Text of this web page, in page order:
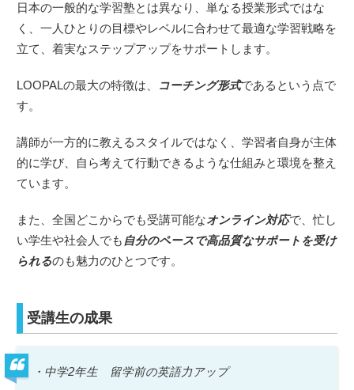
日本の一般的な学習塾とは異なり、単なる授業形式ではな
く、一人ひとりの目標やレベルに合わせて最適な学習戦略を
立て、着実なステップアップをサポートします。
LOOPALの最大の特徴は、 コーチング形式であるという点で
す。
講師が一方的に教えるスタイルではなく、学習者自身が主体
的に学び、自ら考えて行動できるような仕組みと環境を整え
ています。
また、全国どこからでも受講可能なオンライン対応で、忙し
い学生や社会人でも 自分のペースで高品質なサポートを受け
られるのも魅力のひとつです。
受講生の成果
・中学2年生 留学前の英語力アップ